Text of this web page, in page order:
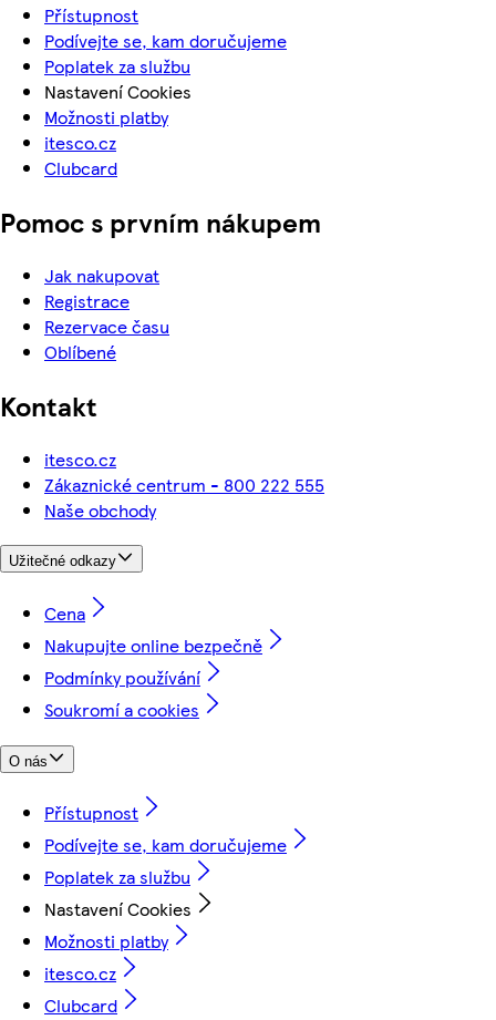
Přístupnost
Podívejte se, kam doručujeme
Poplatek za službu
Nastavení Cookies
Možnosti platby
itesco.cz
Clubcard
Pomoc s prvním nákupem
Jak nakupovat
Registrace
Rezervace času
Oblíbené
Kontakt
itesco.cz
Zákaznické centrum - 800 222 555
Naše obchody
Užitečné odkazy
Cena
Nakupujte online bezpečně
Podmínky používání
Soukromí a cookies
O nás
Přístupnost
Podívejte se, kam doručujeme
Poplatek za službu
Nastavení Cookies
Možnosti platby
itesco.cz
Clubcard